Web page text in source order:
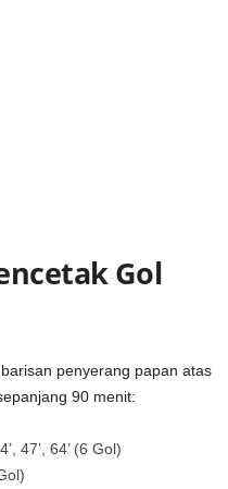
Gol
penyerang papan atas
90 menit:
47’, 64’ (6 Gol)